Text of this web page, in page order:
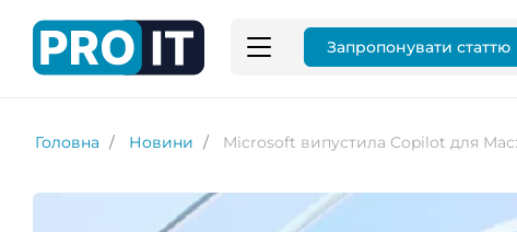
Запропонувати статтю
Головна Новини